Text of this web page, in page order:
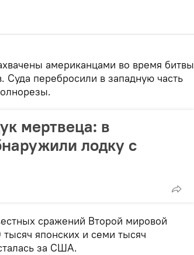
американцами во время битвы
Суда перебросили в западную часть
мертвеца: в
лодку с
сражений Второй мировой
японских и семи тысяч
за США.